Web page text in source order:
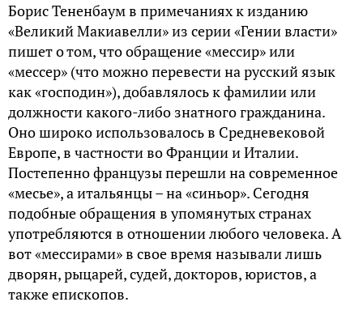
Борис Тененбаум в примечаниях к изданию
«Великий Макиавелли» из серии «Гении власти»
пишет о том, что обращение «мессир» или
«мессер» (что можно перевести на русский язык
как «господин»), добавлялось к фамилии или
должности какого-либо знатного гражданина.
Оно широко использовалось в Средневековой
Европе, в частности во Франции и Италии.
Постепенно французы перешли на современное
«месье», а итальянцы – на «синьор». Сегодня
подобные обращения в упомянутых странах
употребляются в отношении любого человека. А
вот «мессирами» в свое время называли лишь
дворян, рыцарей, судей, докторов, юристов, а
также епископов.